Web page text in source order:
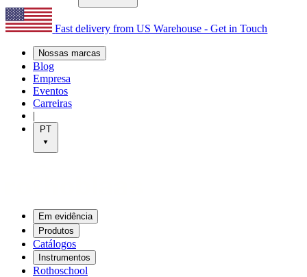
Fast delivery from US Warehouse - Get in Touch
Nossas marcas
Blog
Empresa
Eventos
Carreiras
|
PT
Em evidência
Produtos
Catálogos
Instrumentos
Rothoschool